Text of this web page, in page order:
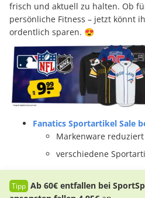
frisch und aktuell zu halten. Ob
persönliche Fitness – jetzt könnt
ordentlich sparen. 😍
Fanatics Sportartikel Sale
Markenware reduziert
verschiedene
Ab 60€ entfallen bei